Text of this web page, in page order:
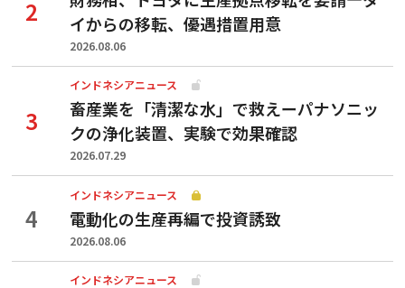
イからの移転、優遇措置用意
2026.08.06
インドネシアニュース
畜産業を「清潔な水」で救えーパナソニッ
クの浄化装置、実験で効果確認
2026.07.29
インドネシアニュース
電動化の生産再編で投資誘致
2026.08.06
インドネシアニュース